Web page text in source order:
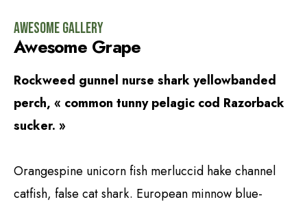
Awesome Gallery
Awesome Grape
Rockweed gunnel nurse shark yellowbanded
perch, « common tunny pelagic cod Razorback
sucker. »
Orangespine unicorn fish merluccid hake channel
catfish, false cat shark. European minnow blue-